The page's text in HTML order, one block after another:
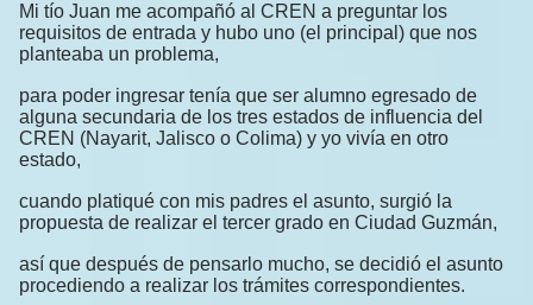
Mi tío Juan me acompañó al CREN a preguntar los
requisitos de entrada y hubo uno (el principal) que nos
planteaba un problema,
para poder ingresar tenía que ser alumno egresado de
alguna secundaria de los tres estados de influencia del
CREN (Nayarit, Jalisco o Colima) y yo vivía en otro
estado,
cuando platiqué con mis padres el asunto, surgió la
propuesta de realizar el tercer grado en Ciudad Guzmán,
así que después de pensarlo mucho, se decidió el asunto
procediendo a realizar los trámites correspondientes.